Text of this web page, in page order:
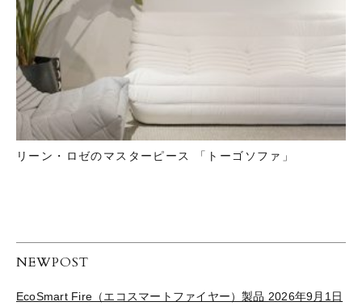
リーン・ロゼのマスターピース 「トーゴソファ」
NEWPOST
EcoSmart Fire（エコスマートファイヤー）製品 2026年9月1日